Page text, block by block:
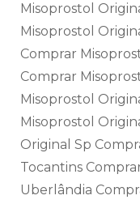
Misoprostol
Misoprostol
Comprar
Comprar
Misoprostol
Misoprostol
Original Sp
Tocantins
Uberlândia